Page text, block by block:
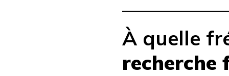
À quelle
recherche